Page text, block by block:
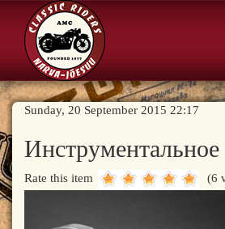
Sunday, 20 September 2015 22:17
Инструментальное
Rate this item (6